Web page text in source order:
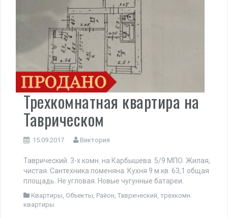
Трехкомнатная квартира на
Таврическом
15.09.2017 Виктория
Таврический. 3-х комн. на Карбышева. 5/9 МПО. Жилая,
чистая. Сантехника поменяна. Кухня 9 м.кв. 63,1 общая
площадь. Не угловая. Новые чугунные батареи.
Квартиры, Объекты, Район, Таврический, трехкомн.
квартиры